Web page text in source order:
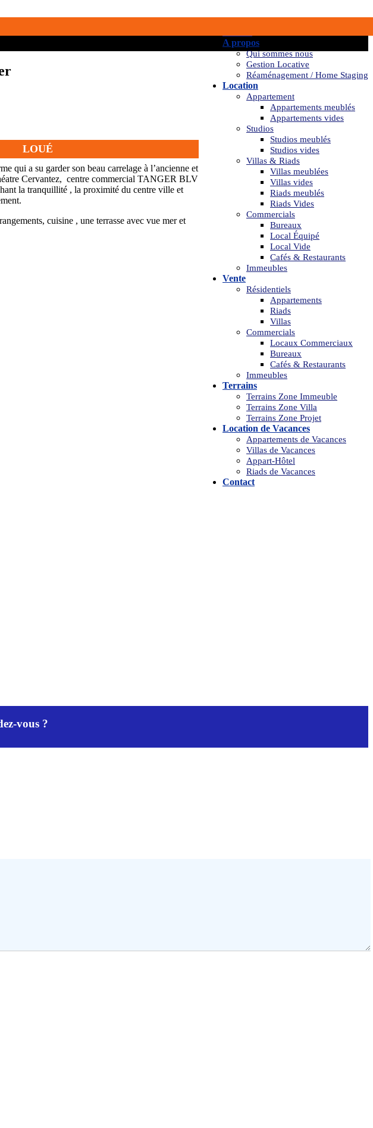
A propos
Qui sommes nous
Gestion Locative
Réaménagement / Home Staging
Location
Appartement
Appartements meublés
Appartements vides
Studios
Studios meublés
Studios vides
Villas & Riads
Villas meublées
Villas vides
Riads meublés
Riads Vides
Commercials
Bureaux
Local Équipé
Local Vide
Cafés & Restaurants
Immeubles
Vente
Résidentiels
Appartements
Riads
Villas
Commercials
Locaux Commerciaux
Bureaux
Cafés & Restaurants
Immeubles
Terrains
Terrains Zone Immeuble
Terrains Zone Villa
Terrains Zone Projet
Location de Vacances
Appartements de Vacances
Villas de Vacances
Appart-Hôtel
Riads de Vacances
Contact
LOUÉ
qui a su garder son beau carrelage à l’ancienne et
Cervantez, centre commercial TANGER BLV
la tranquillité , la proximité du centre ville et
cuisine , une terrasse avec vue mer et
vous ?